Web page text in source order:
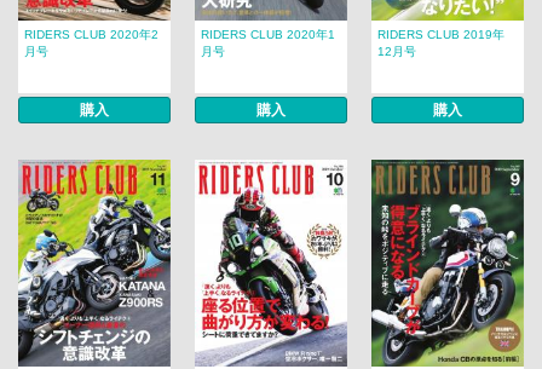
RIDERS CLUB 2020年2
月号
購入
RIDERS CLUB 2020年1
月号
購入
RIDERS CLUB 2019年
12月号
購入